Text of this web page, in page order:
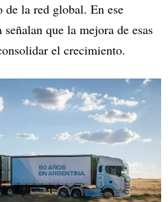
de la red global. En ese
que la mejora de esas
el crecimiento.